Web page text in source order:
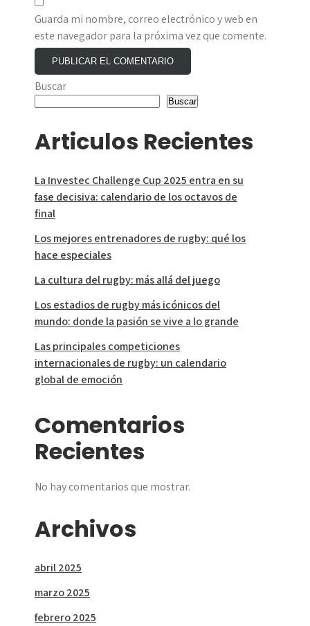
Guarda mi nombre, correo electrónico y web en
este navegador para la próxima vez que comente.
Buscar
Buscar
Articulos Recientes
La Investec Challenge Cup 2025 entra en su
fase decisiva: calendario de los octavos de
final
Los mejores entrenadores de rugby: qué los
hace especiales
La cultura del rugby: más allá del juego
Los estadios de rugby más icónicos del
mundo: donde la pasión se vive a lo grande
Las principales competiciones
internacionales de rugby: un calendario
global de emoción
Comentarios
Recientes
No hay comentarios que mostrar.
Archivos
abril 2025
marzo 2025
febrero 2025